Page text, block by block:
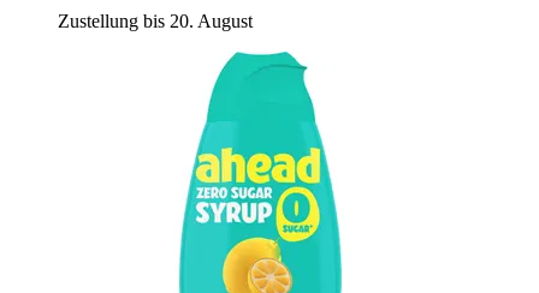
Zustellung bis 20. August